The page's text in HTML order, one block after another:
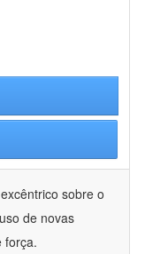
sobre o
de novas
força.